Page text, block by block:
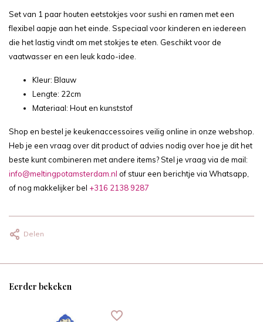
Set van 1 paar houten eetstokjes voor sushi en ramen met een
flexibel aapje aan het einde. Sspeciaal voor kinderen en iedereen
die het lastig vindt om met stokjes te eten. Geschikt voor de
vaatwasser en een leuk kado-idee.
Kleur: Blauw
Lengte: 22cm
Materiaal: Hout en kunststof
Shop en bestel je keukenaccessoires veilig online in onze webshop.
Heb je een vraag over dit product of advies nodig over hoe je dit het
beste kunt combineren met andere items? Stel je vraag via de mail:
info@meltingpotamsterdam.nl of stuur een berichtje via Whatsapp,
of nog makkelijker bel +316 2138 9287
Delen
Eerder bekeken